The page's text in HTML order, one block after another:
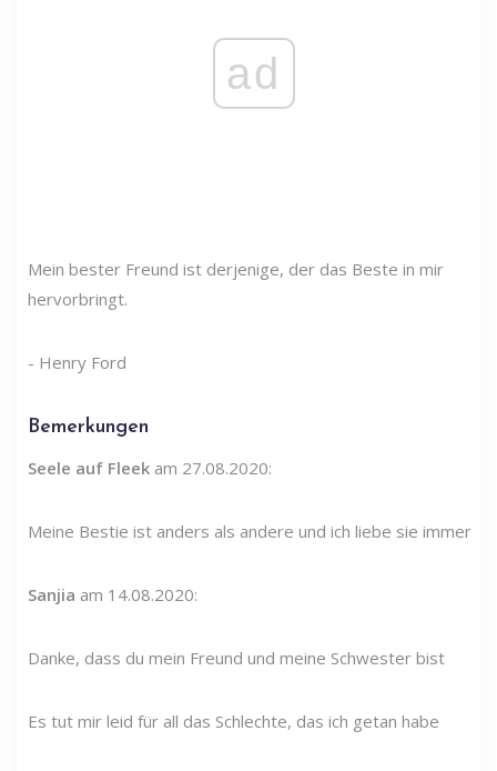
ad
Mein bester Freund ist derjenige, der das Beste in mir
hervorbringt.
- Henry Ford
Bemerkungen
Seele auf Fleek am 27.08.2020:
Meine Bestie ist anders als andere und ich liebe sie immer
Sanjia am 14.08.2020:
Danke, dass du mein Freund und meine Schwester bist
Es tut mir leid für all das Schlechte, das ich getan habe